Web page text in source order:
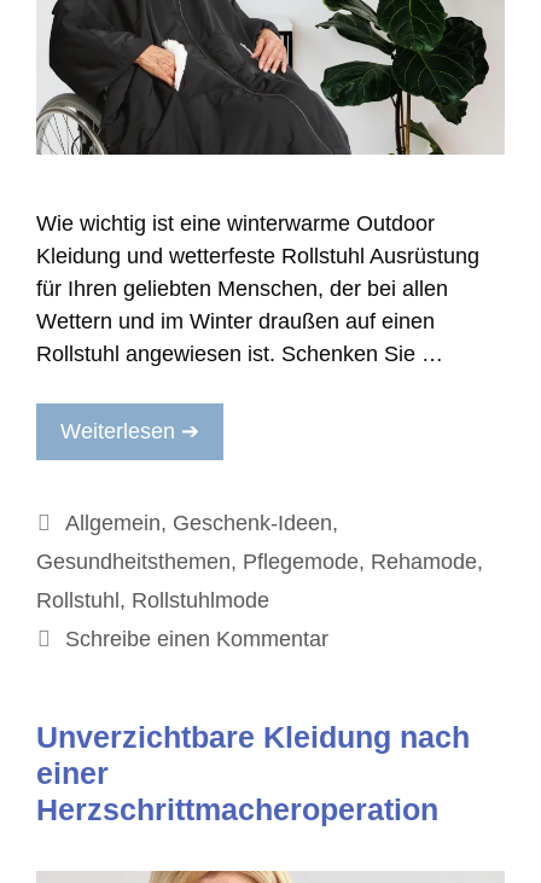
Wie wichtig ist eine winterwarme Outdoor
Kleidung und wetterfeste Rollstuhl Ausrüstung
für Ihren geliebten Menschen, der bei allen
Wettern und im Winter draußen auf einen
Rollstuhl angewiesen ist. Schenken Sie …
Weiterlesen ➔
Kategorien
Allgemein, Geschenk-Ideen,
Gesundheitsthemen, Pflegemode, Rehamode,
Rollstuhl, Rollstuhlmode
Schreibe einen Kommentar
Unverzichtbare Kleidung nach
einer
Herzschrittmacheroperation